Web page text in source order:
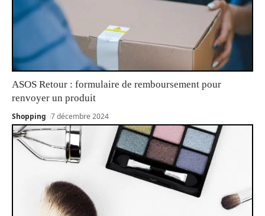
ASOS Retour : formulaire de remboursement pour
renvoyer un produit
Shopping 7 décembre 2024